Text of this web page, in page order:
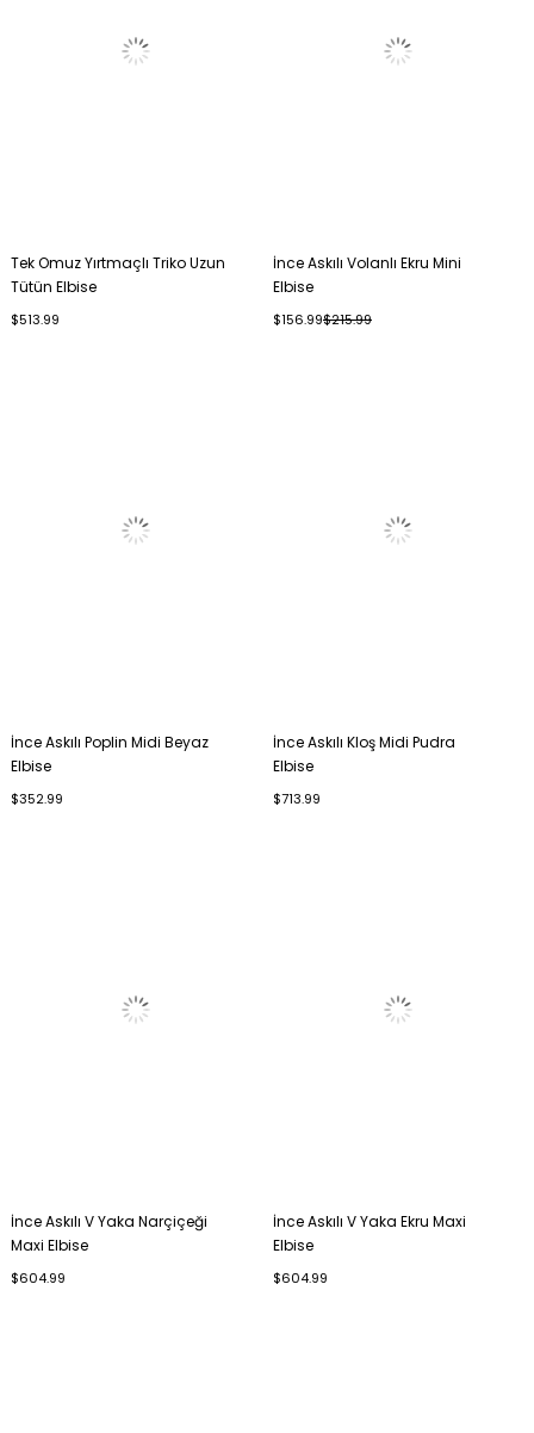
Tek Omuz Yırtmaçlı Triko Uzun
Tütün Elbise
$513.99
İnce Askılı Volanlı Ekru Mini
Elbise
$156.99$215.99
İnce Askılı Poplin Midi Beyaz
Elbise
$352.99
İnce Askılı Kloş Midi Pudra
Elbise
$713.99
İnce Askılı V Yaka Narçiçeği
Maxi Elbise
$604.99
İnce Askılı V Yaka Ekru Maxi
Elbise
$604.99